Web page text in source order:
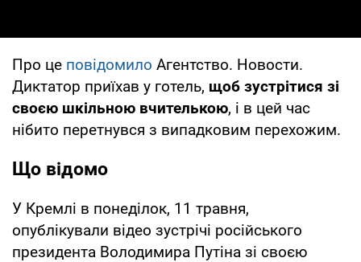
Про це повідомило Агентство. Новости.
Диктатор приїхав у готель, щоб зустрітися зі
своєю шкільною вчителькою, і в цей час
нібито перетнувся з випадковим перехожим.
Що відомо
У Кремлі в понеділок, 11 травня,
опублікували відео зустрічі російського
президента Володимира Путіна зі своєю